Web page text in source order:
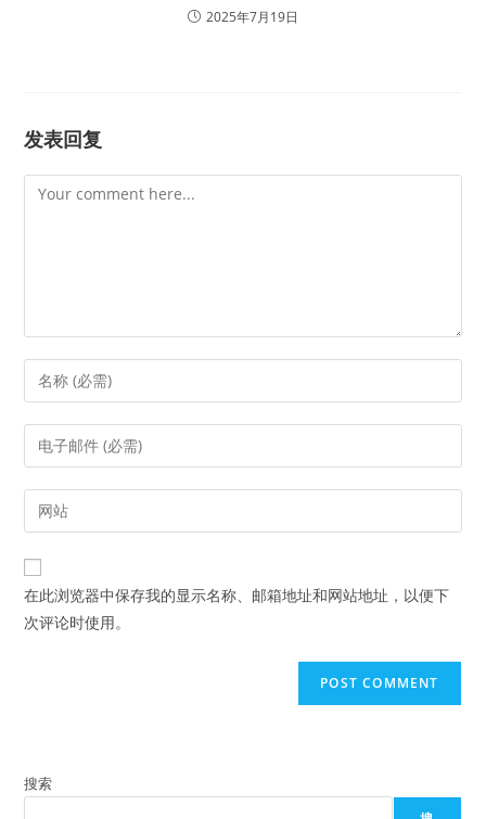
2025年7月19日
发表回复
Comment
Enter
your
name
comment
Enter
your
email
address
comment
Enter
your
website
URL
(optional)
在此浏览器中保存我的显示名称、邮箱地址和网站地址，以便下
次评论时使用。
搜索